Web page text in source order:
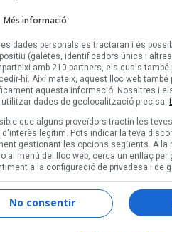
Més informació
dades personals es tractaran i és
(galetes, identificadors únics i
amb 210 partners, els quals
hi. Així mateix, aquest lloc web
aquesta informació. Nosaltres i
utilitzar dades de geolocalització precisa.
que alguns proveïdors tractin les
d'interès legítim. Pots indicar la teva
gestionant les opcions següents. A la
al menú del lloc web, cerca un enllaç per
a la configuració de privadesa i de
No consentir